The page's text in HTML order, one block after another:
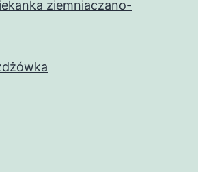
ziemniaczano-